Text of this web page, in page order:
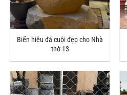
Biển hiệu đá cuội đẹp cho Nhà
thờ 13